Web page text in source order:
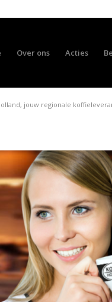
Over ons Acties
jouw regionale